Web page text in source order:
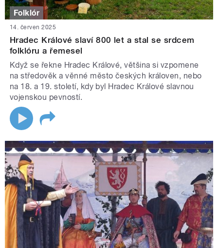
Folklór
14. červen 2025
Hradec Králové slaví 800 let a stal se srdcem
folklóru a řemesel
Když se řekne Hradec Králové, většina si vzpomene
na středověk a věnné město českých královen, nebo
na 18. a 19. století, kdy byl Hradec Králové slavnou
vojenskou pevností.